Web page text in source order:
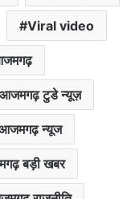
Viral video
आजमगढ़ टुडे न्यूज़
न्यूज
बड़ी खबर